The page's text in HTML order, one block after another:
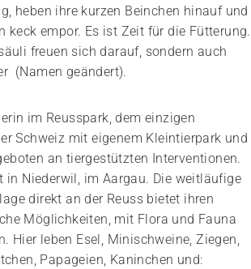
fördern
heben ihre kurzen Beinchen hinauf und
keck empor. Es ist Zeit für die Fütterung.
freuen sich darauf, sondern auch
(Namen geändert).
im Reusspark, dem einzigen
Schweiz mit eigenem Kleintierpark und
an tiergestützten Interventionen.
in Niederwil, im Aargau. Die weitläufige
direkt an der Reuss bietet ihren
Möglichkeiten, mit Flora und Fauna
Hier leben Esel, Minischweine, Ziegen,
Papageien, Kaninchen und: